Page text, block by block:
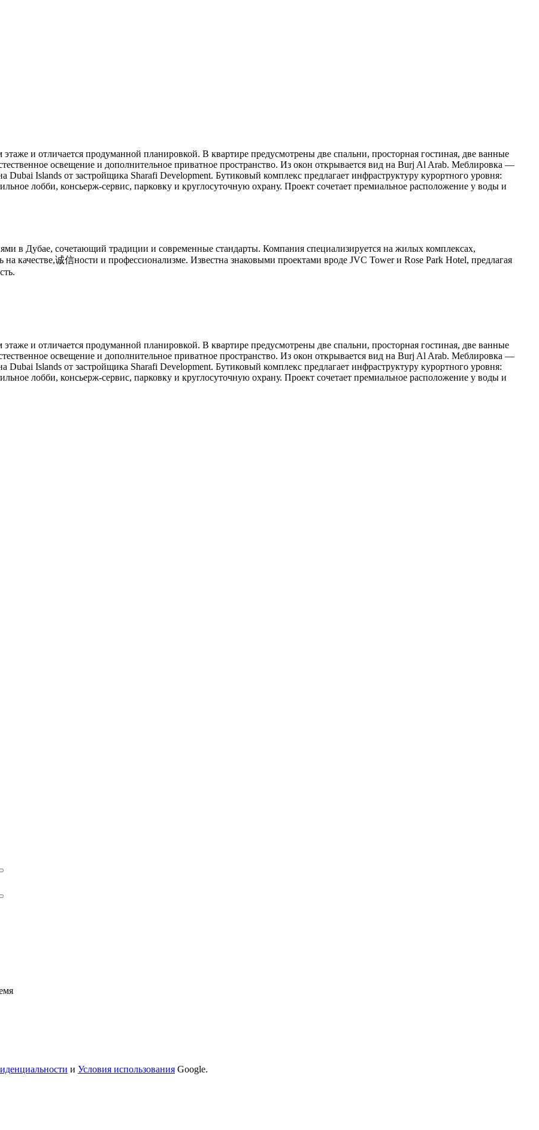
и отличается продуманной планировкой. В квартире предусмотрены две спальни, просторная гостиная, две ванные
освещение и дополнительное приватное пространство. Из окон открывается вид на Burj Al Arab. Меблировка —
Dubai Islands от застройщика Sharafi Development. Бутиковый комплекс предлагает инфраструктуру курортного уровня:
лобби, консьерж-сервис, парковку и круглосуточную охрану. Проект сочетает премиальное расположение у воды и
в Дубае, сочетающий традиции и современные стандарты. Компания специализируется на жилых комплексах,
на качестве,诚信ности и профессионализме. Известна знаковыми проектами вроде JVC Tower и Rose Park Hotel, предлагая
и отличается продуманной планировкой. В квартире предусмотрены две спальни, просторная гостиная, две ванные
освещение и дополнительное приватное пространство. Из окон открывается вид на Burj Al Arab. Меблировка —
Dubai Islands от застройщика Sharafi Development. Бутиковый комплекс предлагает инфраструктуру курортного уровня:
лобби, консьерж-сервис, парковку и круглосуточную охрану. Проект сочетает премиальное расположение у воды и
и Условия использования Google.